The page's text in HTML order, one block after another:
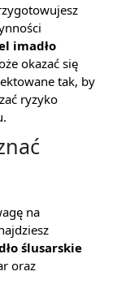
imadło
okazać się
tak, by
ryzyko
na
ślusarskie
oraz